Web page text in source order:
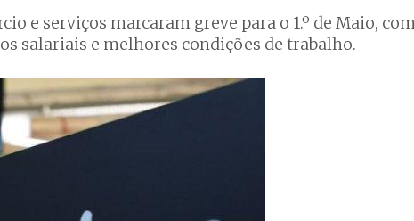
e serviços marcaram greve para o 1.º de Maio,
salariais e melhores condições de trabalho.